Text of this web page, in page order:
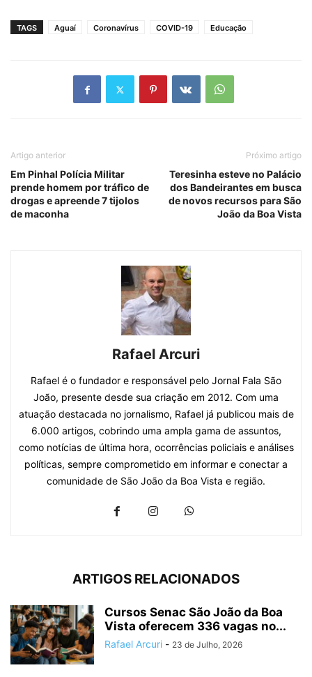
TAGS Aguaí Coronavírus COVID-19 Educação
Artigo anterior
Em Pinhal Polícia Militar
prende homem por tráfico de
drogas e apreende 7 tijolos
de maconha
Próximo artigo
Teresinha esteve no Palácio
dos Bandeirantes em busca
de novos recursos para São
João da Boa Vista
Rafael Arcuri
Rafael é o fundador e responsável pelo Jornal Fala São
João, presente desde sua criação em 2012. Com uma
atuação destacada no jornalismo, Rafael já publicou mais de
6.000 artigos, cobrindo uma ampla gama de assuntos,
como notícias de última hora, ocorrências policiais e análises
políticas, sempre comprometido em informar e conectar a
comunidade de São João da Boa Vista e região.
ARTIGOS RELACIONADOS
Cursos Senac São João da Boa
Vista oferecem 336 vagas no...
Rafael Arcuri - 23 de Julho, 2026